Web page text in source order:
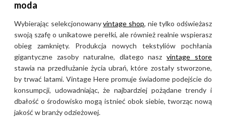
moda
Wybierając selekcjonowanyvintage shop, nie tylko odświeżasz
swoją szafę o unikatowe perełki, ale również realnie wspierasz
obieg zamknięty. Produkcja nowych tekstyliów pochłania
gigantyczne zasoby naturalne, dlatego naszvintage store
stawia na przedłużanie życia ubrań, które zostały stworzone,
by trwać latami. Vintage Here promuje świadome podejście do
konsumpcji, udowadniając, że najbardziej pożądane trendy i
dbałość o środowisko mogą istnieć obok siebie, tworząc nową
jakość w branży odzieżowej.